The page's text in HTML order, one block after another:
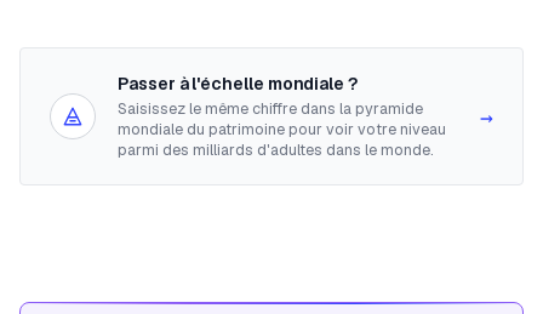
Passer à l'échelle mondiale ?
Saisissez le même chiffre dans la pyramide
mondiale du patrimoine pour voir votre niveau
parmi des milliards d'adultes dans le monde.
→